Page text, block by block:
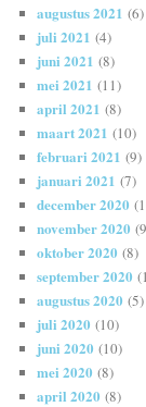
augustus 2021 (6)
juli 2021 (4)
juni 2021 (8)
mei 2021 (11)
april 2021 (8)
maart 2021 (10)
februari 2021 (9)
januari 2021 (7)
december 2020
november 2020
oktober 2020 (8)
september 2020
augustus 2020 (5)
juli 2020 (10)
juni 2020 (10)
mei 2020 (8)
april 2020 (8)